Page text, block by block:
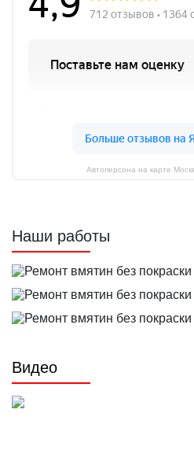
Автоперсона на карте
Наши работы
Видео